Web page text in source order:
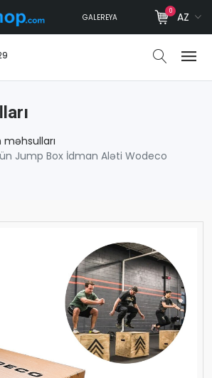
GALEREYA
0 AZ
Jump Box İdman Aləti Wodeco